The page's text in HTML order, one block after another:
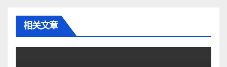
相关文章